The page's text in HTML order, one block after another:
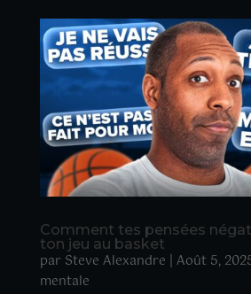
Comment tes pensées
ton jeu au basket
par Steve Alexandre | Août 5,
mentale